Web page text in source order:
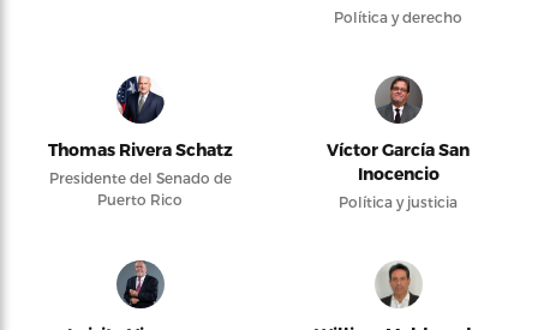
Política y derecho
Thomas Rivera Schatz
Presidente del Senado de
Puerto Rico
Víctor García San
Inocencio
Política y justicia